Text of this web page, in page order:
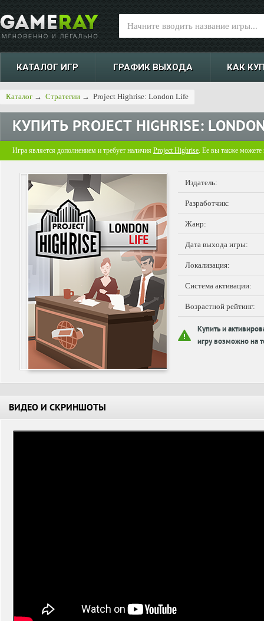
КАТАЛОГ ИГР ГРАФИК ВЫХОДА КАК
Каталог → Стратегии → Project Highrise: London Life
КУПИТЬ PROJECT HIGHRISE:
Игра является дополнением и требует наличия Project Highrise. Ее вы также можете
Издатель:
Разработчик:
Жанр:
Дата выхода игры:
Локализация:
Система активации:
Возрастной рейтинг:
Купить и
игру возможно на
ВИДЕО И СКРИНШОТЫ